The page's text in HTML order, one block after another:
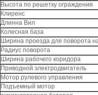
Высота по решетку ограждения
Клиренс
Длинна Вил
Колесная база
Ширина проезда для поворота
Радиус поворота
Ширина рабочего коридора
Приводной электродвигатель
Мотор рулевого управления
Подъемный мотор